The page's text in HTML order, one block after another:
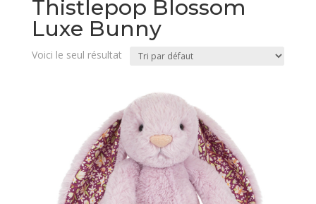
Thistlepop Blossom
Luxe Bunny
Voici le seul résultat